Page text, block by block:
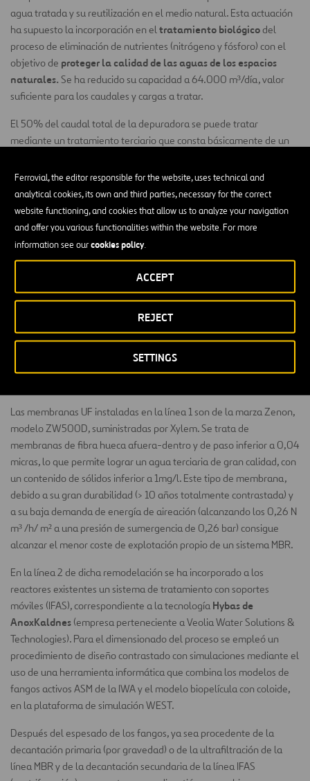
Ferrovial, the editor responsible for the website, uses technical and
analytical cookies, its own and third parties, necessary for the correct
website functioning, and cookies that allow us to analyze your navigation
and offer you various functionalities within the website. For more
information see ourcookies policy.
SETTINGS
REJECT
ACCEPT
agua tratada y su reutilización en el medio natural. Esta actuación
ha supuesto la incorporación en el tratamiento biológicodel
proceso de eliminación de nutrientes (nitrógeno y fósforo) con el
objetivo de proteger la calidad de las aguas de los espacios
naturales. Se ha reducido su capacidad a 64.000 m³/día, valor
suficiente para los caudales y cargas a tratar.
El 50% del caudal total de la depuradora se puede tratar
mediante un tratamiento terciario que consta básicamente de un
de ultrafiltración de fibra hueca, y desinfección con rayos
ultravioleta. De este proceso se obtiene un agua regenerada de
gran calidad apta para su reutilización en distintos ámbitos, lo que
es fundamental para preservar la laguna de la Murtra, un espacio
natural protegido de especial sensibilidad ambiental, y también
Para el resto del caudal se utiliza un sistema de tratamiento de
soportes móviles(IFAS – Integrated Fixed Film Activated
. Ambas tecnologías han permitido aprovechar gran parte
de la obra civil de las instalaciones de tratamiento biológico
Las membranas UF instaladas en la línea 1 son de la marza Zenon,
modelo ZW500D, suministradas por Xylem. Se trata de
membranas de fibra hueca afuera-dentro y de paso inferior a 0,04
micras, lo que permite lograr un agua terciaria de gran calidad, con
un contenido de sólidos inferior a 1mg/l. Este tipo de membrana,
debido a su gran durabilidad (> 10 años totalmente contrastada) y
a su baja demanda de energía de aireación (alcanzando los 0,26 N
m³ /h/ m² a una presión de sumergencia de 0,26 bar) consigue
alcanzar el menor coste de explotación propio de un sistema MBR.
En la línea 2 de dicha remodelación se ha incorporado a los
reactores existentes un sistema de tratamiento con soportes
móviles (IFAS), correspondiente a la tecnología Hybas de
AnoxKaldnes (empresa perteneciente a Veolia Water Solutions &
Technologies). Para el dimensionado del proceso se empleó un
procedimiento de diseño contrastado con simulaciones mediante el
uso de una herramienta informática que combina los modelos de
fangos activos ASM de la IWA y el modelo biopelícula con coloide,
en la plataforma de simulación WEST.
Después del espesado de los fangos, ya sea procedente de la
decantación primaria (por gravedad) o de la ultrafiltración de la
línea MBR y de la decantación secundaria de la línea IFAS